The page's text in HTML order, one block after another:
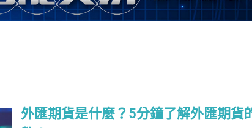
外匯期貨是什麼？5分鐘了解外匯期貨